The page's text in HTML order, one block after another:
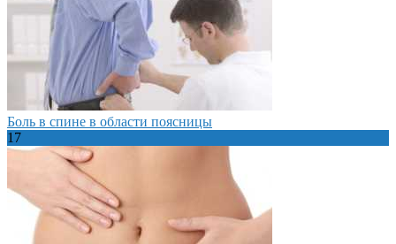
Боль в спине в области поясницы
17